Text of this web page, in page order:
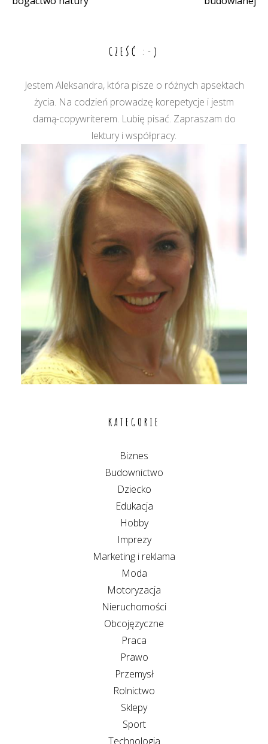
CZEŚĆ :-)
Jestem Aleksandra, która pisze o różnych apsektach
życia. Na codzień prowadzę korepetycje i jestm
damą-copywriterem. Lubię pisać. Zapraszam do
lektury i współpracy.
KATEGORIE
Biznes
Budownictwo
Dziecko
Edukacja
Hobby
Imprezy
Marketing i reklama
Moda
Motoryzacja
Nieruchomości
Obcojęzyczne
Praca
Prawo
Przemysł
Rolnictwo
Sklepy
Sport
Technologia